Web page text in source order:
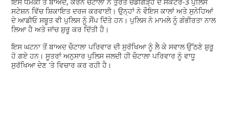
ਸਟੇਸ਼ਨ ਵਿੱਚ ਸ਼ਿਕਾਇਤ ਦਰਜ ਕਰਵਾਈ। ਉਨ੍ਹਾਂ ਨੇ ਵੌਇਸ ਕਾਲਾਂ ਅਤੇ ਸੁਨੇਹਿਆਂ
ਦੇ ਆਡੀਓ ਸਬੂਤ ਵੀ ਪੁਲਿਸ ਨੂੰ ਸੌਂਪ ਦਿੱਤੇ ਹਨ। ਪੁਲਿਸ ਨੇ ਮਾਮਲੇ ਨੂੰ ਗੰਭੀਰਤਾ ਨਾਲ
ਲਿਆ ਹੈ ਅਤੇ ਜਾਂਚ ਸ਼ੁਰੂ ਕਰ ਦਿੱਤੀ ਹੈ।
ਇਸ ਘਟਨਾ ਤੋਂ ਬਾਅਦ ਚੌਟਾਲਾ ਪਰਿਵਾਰ ਦੀ ਸੁਰੱਖਿਆ ਨੂੰ ਲੈ ਕੇ ਸਵਾਲ ਉੱਠਣੇ ਸ਼ੁਰੂ
ਹੋ ਗਏ ਹਨ। ਸੂਤਰਾਂ ਅਨੁਸਾਰ ਪੁਲਿਸ ਜਲਦੀ ਹੀ ਚੌਟਾਲਾ ਪਰਿਵਾਰ ਨੂੰ ਵਾਧੂ
ਸੁਰੱਖਿਆ ਦੇਣ 'ਤੇ ਵਿਚਾਰ ਕਰ ਰਹੀ ਹੈ।